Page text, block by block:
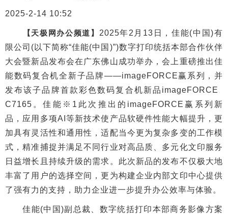
2025-2-14 10:52
【天极网办公频道】 2025年2月13日，佳能(中国)有
限公司(以下简称“佳能(中国)”)数字打印统括本部合作伙伴
大会暨新品发布会在广东佛山成功举办，会上重磅推出佳
能数码复合机全新子品牌——imageFORCE赢系列，并
发布该子品牌首款彩色数码复合机新品imageFORCE
C7165。佳能※1此次推出的imageFORCE赢系列新
品，应用多项AI等新技术使产品软硬件性能大幅提升，更
加具有灵活性和通用性，适配当今更为复杂多变的工作模
式，精准捕捉并满足不同行业对高品质、多元化文印服务
日益增长且持续升级的需求。此次新品的发布不仅极大地
丰富了用户的选择空间，更为构建企业内部文印中心提供
了强有力的支持，助力企业进一步提升办公效率与体验。
佳能(中国)副总裁、数字统括打印本部商务影像方案